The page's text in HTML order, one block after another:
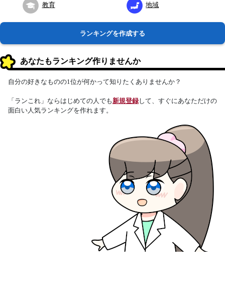
教育 地域
ランキングを作成する
あなたもランキング作りませんか
自分の好きなものの1位が何かって知りたくありませんか？
「ランこれ」ならはじめての人でも新規登録して、すぐにあなただけの
面白い人気ランキングを作れます。